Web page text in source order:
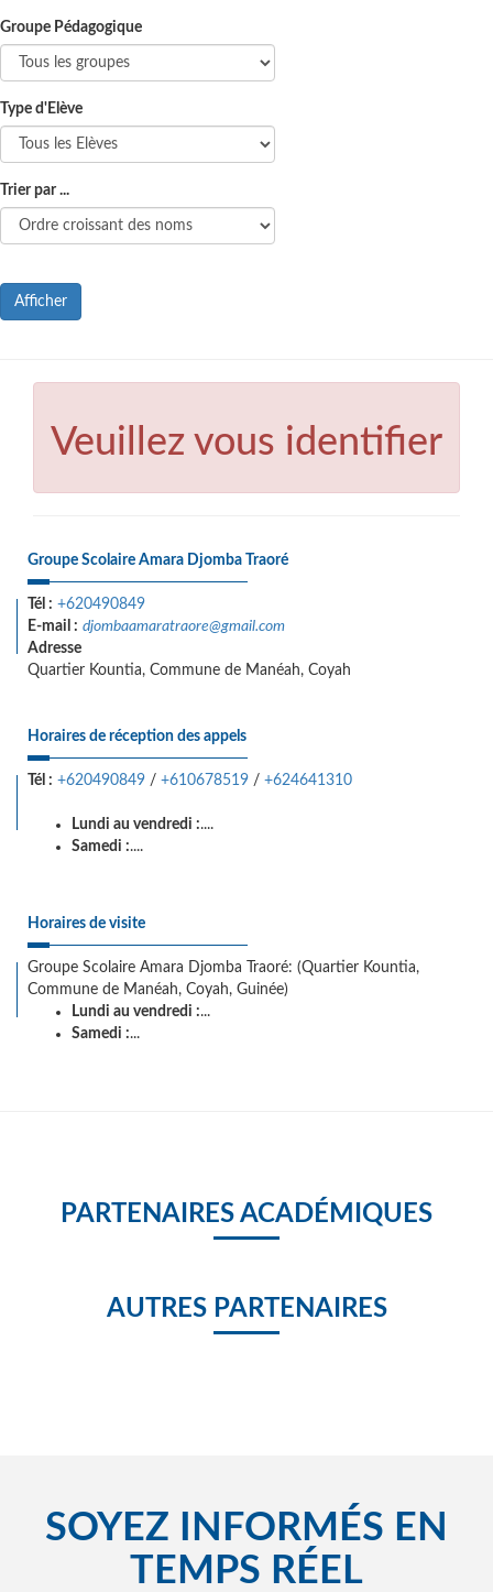
Groupe Pédagogique
Type d'Elève
Trier par ...
Afficher
Veuillez vous identifier
Groupe Scolaire Amara Djomba Traoré
Tél : +620490849
E-mail : djombaamaratraore@gmail.com
Adresse
Quartier Kountia, Commune de Manéah, Coyah
Horaires de réception des appels
Tél : +620490849 / +610678519 / +624641310
Lundi au vendredi :....
Samedi :....
Horaires de visite
Groupe Scolaire Amara Djomba Traoré: (Quartier Kountia,
Commune de Manéah, Coyah, Guinée)
Lundi au vendredi :...
Samedi :...
PARTENAIRES ACADÉMIQUES
AUTRES PARTENAIRES
SOYEZ INFORMÉS EN
TEMPS RÉEL